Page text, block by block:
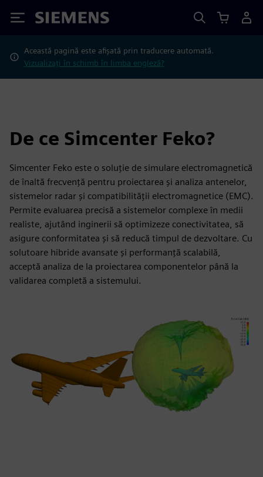
Siemens
Această pagină este afișată prin traducere automată.
Vizualizați în schimb în limba engleză?
De ce Simcenter Feko?
Simcenter Feko este o soluție de simulare electromagnetică
de înaltă frecvență pentru proiectarea și analiza antenelor,
sistemelor radar și compatibilității electromagnetice (EMC).
Permite evaluarea precisă a sistemelor complexe în medii
realiste, ajutând inginerii să optimizeze conectivitatea, să
asigure conformitatea și să reducă timpul de dezvoltare. Cu
solutoare hibride avansate și performanță scalabilă,
acceptă analiza de la proiectarea componentelor până la
validarea completă a sistemului.